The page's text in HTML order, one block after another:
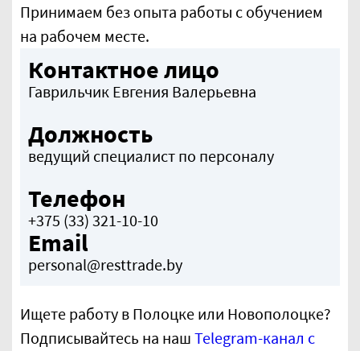
Принимаем без опыта работы с обучением
на рабочем месте.
Контактное лицо
Гаврильчик Евгения Валерьевна
Должность
ведущий специалист по персоналу
Телефон
+375 (33) 321-10-10
Email
personal@resttrade.by
Ищете работу в Полоцке или Новополоцке?
Подписывайтесь на наш Telegram-канал с